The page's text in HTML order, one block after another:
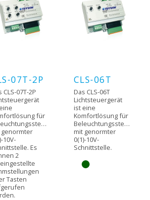
07T-2P
CLS-07T-2P
für
genormter
10V-
Es
2
Tasten
CLS-06T
Das CLS-06T
Lichtsteuergerät
ist eine
Komfortlösung für
Beleuchtungssteuerungen
mit genormter
0(1)-10V-
Schnittstelle.